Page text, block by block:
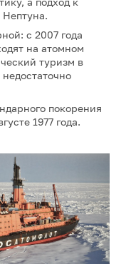
с 2007 года
на атомном
туризм в
покорения
1977 года.